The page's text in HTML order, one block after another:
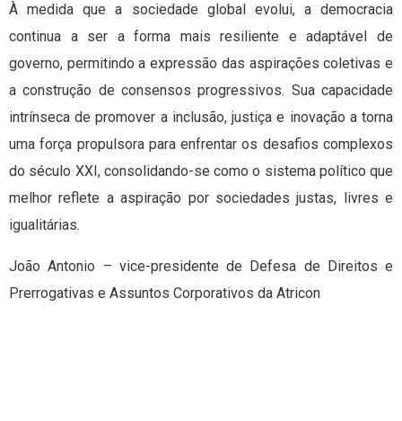
À medida que a sociedade global evolui, a democracia
continua a ser a forma mais resiliente e adaptável de
governo, permitindo a expressão das aspirações coletivas e
a construção de consensos progressivos. Sua capacidade
intrínseca de promover a inclusão, justiça e inovação a torna
uma força propulsora para enfrentar os desafios complexos
do século XXI, consolidando-se como o sistema político que
melhor reflete a aspiração por sociedades justas, livres e
igualitárias.
João Antonio – vice-presidente de Defesa de Direitos e
Prerrogativas e Assuntos Corporativos da Atricon